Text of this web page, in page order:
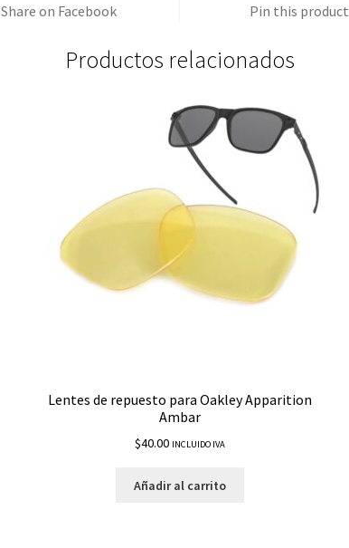
Share on Facebook Pin this product
Productos relacionados
Lentes de repuesto para Oakley Apparition
Ambar
$40.00 INCLUIDO IVA
Añadir al carrito